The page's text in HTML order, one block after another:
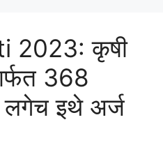
2023: कृषी
368
लगेच इथे अर्ज